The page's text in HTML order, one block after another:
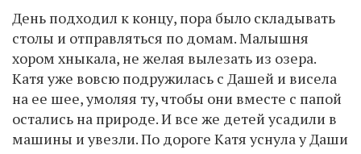
День подходил к концу, пора было складывать
столы и отправляться по домам. Малышня
хором хныкала, не желая вылезать из озера.
Катя уже вовсю подружилась с Дашей и висела
на ее шее, умоляя ту, чтобы они вместе с папой
остались на природе. И все же детей усадили в
машины и увезли. По дороге Катя уснула у Даши